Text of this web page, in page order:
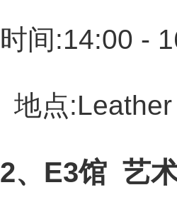
时间:14:00 -
地点
2、E3馆 艺